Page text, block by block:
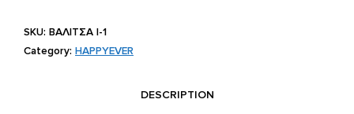
SKU: ΒΑΛΙΤΣΑ Ι-1
Category: HAPPYEVER
DESCRIPTION